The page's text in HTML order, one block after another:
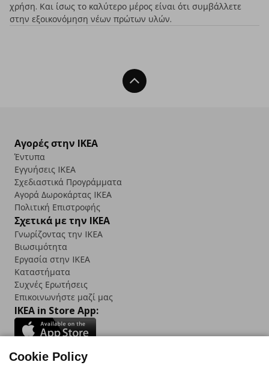
χρήση. Και ίσως το καλύτερο μέρος είναι ότι συμβάλλετε
στην εξοικονόμηση νέων πρώτων υλών.
Back To Top
Αγορές στην IKEA
Έντυπα
Εγγυήσεις IKEA
Σχεδιαστικά Προγράμματα
Αγορά Δωρoκάρτας IKEA
Πολιτική Επιστροφής
Σχετικά με την IKEA
Γνωρίζοντας την IKEA
Βιωσιμότητα
Εργασία στην IKEA
Καταστήματα
Συχνές Ερωτήσεις
Επικοινωνήστε μαζί μας
IKEA in Store App:
Cookie Policy